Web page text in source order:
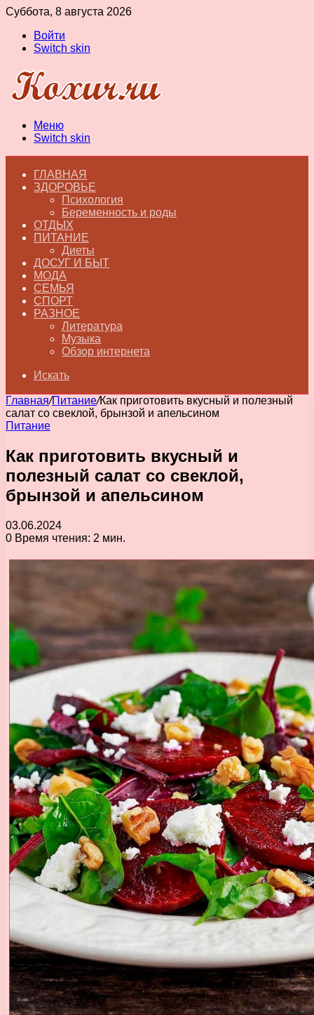
Суббота, 8 августа 2026
Войти
Switch skin
Меню
Switch skin
ГЛАВНАЯ
ЗДОРОВЬЕ
Психология
Беременность и роды
ОТДЫХ
ПИТАНИЕ
Диеты
ДОСУГ И БЫТ
МОДА
СЕМЬЯ
СПОРТ
РАЗНОЕ
Литература
Музыка
Обзор интернета
Искать
Главная/Питание/Как приготовить вкусный и полезный
салат со свеклой, брынзой и апельсином
Питание
Как приготовить вкусный и
полезный салат со свеклой,
брынзой и апельсином
03.06.2024
0 Время чтения: 2 мин.